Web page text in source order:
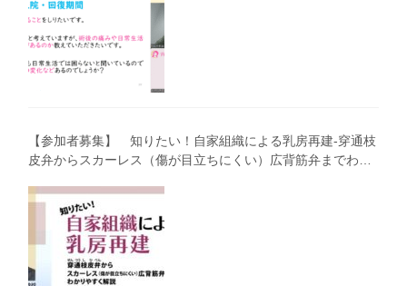
【参加者募集】 知りたい！自家組織による乳房再建-穿通枝
皮弁からスカーレス（傷が目立ちにくい）広背筋弁までわか